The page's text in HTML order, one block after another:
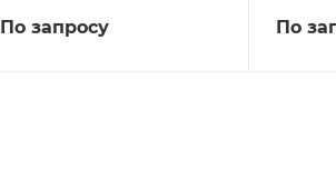
По запросу По